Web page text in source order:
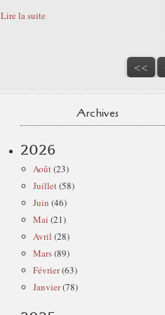
Lire la suite
<<
Archives
2026
Août(23)
Juillet(58)
Juin (46)
Mai (21)
Avril (28)
Mars(89)
Février(63)
Janvier(78)